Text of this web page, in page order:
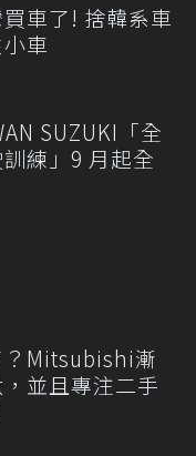
車了! 捨韓系車
車
SUZUKI「全
練」9 月起全
？Mitsubishi漸
並且專注二手